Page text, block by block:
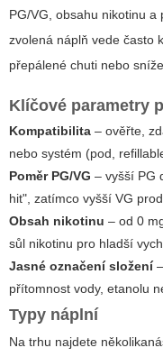
PG/VG, obsahu nikotinu
zvolená náplň vede často
přepálené chuti nebo
Klíčové parametry
Kompatibilita – ověřte,
nebo systém (pod,
Poměr PG/VG – vyšší PG
hit", zatímco vyšší VG
Obsah nikotinu – od 0
sůl nikotinu pro hladší
Jasné označení složení–
přítomnost vody, etanolu
Typy náplní
Na trhu najdete